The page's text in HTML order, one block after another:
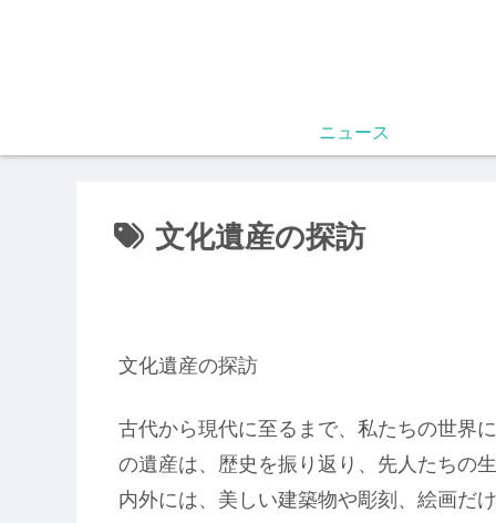
ニュース
文化遺産の探訪
文化遺産の探訪
古代から現代に至るまで、私たちの世界
の遺産は、歴史を振り返り、先人たちの
内外には、美しい建築物や彫刻、絵画だ